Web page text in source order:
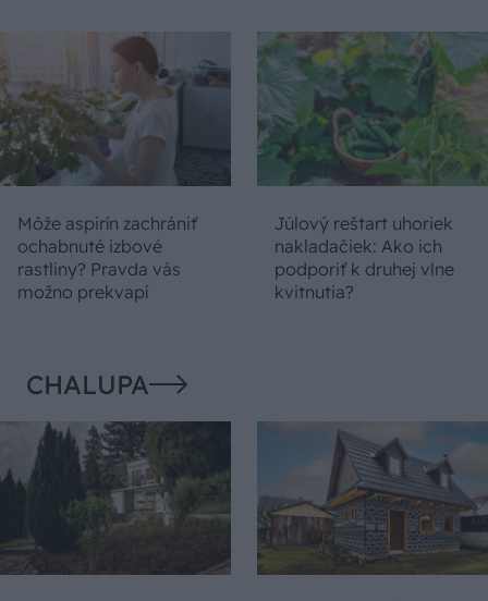
Môže aspirín zachrániť
ochabnuté izbové
rastliny? Pravda vás
možno prekvapí
Júlový reštart uhoriek
nakladačiek: Ako ich
podporiť k druhej vlne
kvitnutia?
CHALUPA